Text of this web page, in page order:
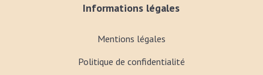
Informations légales
Mentions légales
Politique de confidentialité